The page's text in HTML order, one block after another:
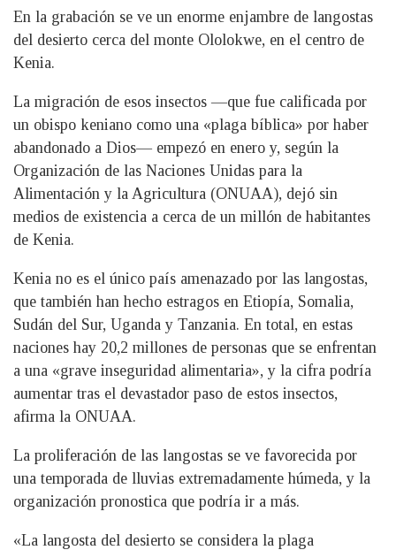
En la grabación se ve un enorme enjambre de langostas
del desierto cerca del monte Ololokwe, en el centro de
Kenia.
La migración de esos insectos —que fue calificada por
un obispo keniano como una «plaga bíblica» por haber
abandonado a Dios— empezó en enero y, según la
Organización de las Naciones Unidas para la
Alimentación y la Agricultura (ONUAA), dejó sin
medios de existencia a cerca de un millón de habitantes
de Kenia.
Kenia no es el único país amenazado por las langostas,
que también han hecho estragos en Etiopía, Somalia,
Sudán del Sur, Uganda y Tanzania. En total, en estas
naciones hay 20,2 millones de personas que se enfrentan
a una «grave inseguridad alimentaria», y la cifra podría
aumentar tras el devastador paso de estos insectos,
afirma la ONUAA.
La proliferación de las langostas se ve favorecida por
una temporada de lluvias extremadamente húmeda, y la
organización pronostica que podría ir a más.
«La langosta del desierto se considera la plaga